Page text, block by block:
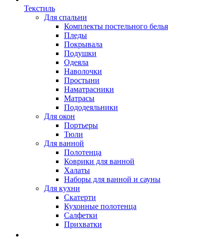
Текстиль
Для спальни
Комплекты постельного белья
Пледы
Покрывала
Подушки
Одеяла
Наволочки
Простыни
Наматрасники
Матрасы
Пододеяльники
Для окон
Портьеры
Тюли
Для ванной
Полотенца
Коврики для ванной
Халаты
Наборы для ванной и сауны
Для кухни
Скатерти
Кухонные полотенца
Салфетки
Прихватки